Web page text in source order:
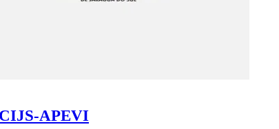
APEVI